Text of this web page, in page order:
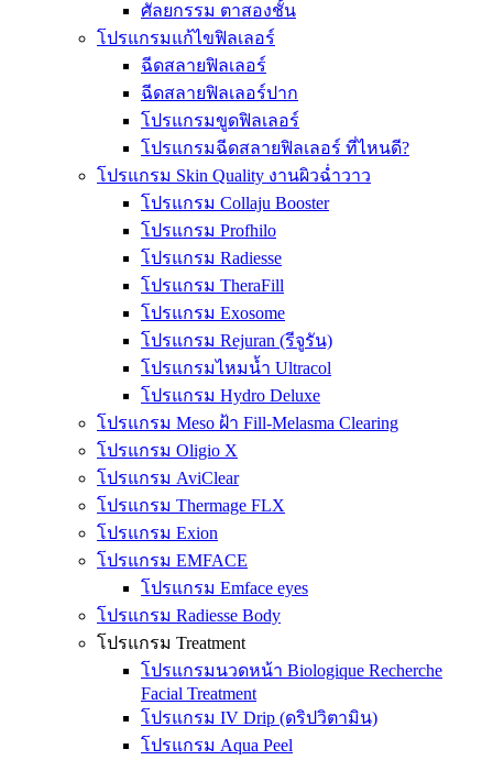
ศัลยกรรม ตาสองชั้น
โปรแกรมแก้ไขฟิลเลอร์
ฉีดสลายฟิลเลอร์
ฉีดสลายฟิลเลอร์ปาก
โปรแกรมขูดฟิลเลอร์
โปรแกรมฉีดสลายฟิลเลอร์ ที่ไหนดี?
โปรแกรม Skin Quality งานผิวฉ่ำวาว
โปรแกรม Collaju Booster
โปรแกรม Profhilo
โปรแกรม Radiesse
โปรแกรม TheraFill
โปรแกรม Exosome
โปรแกรม Rejuran (รีจูรัน)
โปรแกรมไหมน้ำ Ultracol
โปรแกรม Hydro Deluxe
โปรแกรม Meso ฝ้า Fill-Melasma Clearing
โปรแกรม Oligio X
โปรแกรม AviClear
โปรแกรม Thermage FLX
โปรแกรม Exion
โปรแกรม EMFACE
โปรแกรม Emface eyes
โปรแกรม Radiesse Body
โปรแกรม Treatment
โปรแกรมนวดหน้า Biologique Recherche
Facial Treatment
โปรแกรม IV Drip (ดริปวิตามิน)
โปรแกรม Aqua Peel